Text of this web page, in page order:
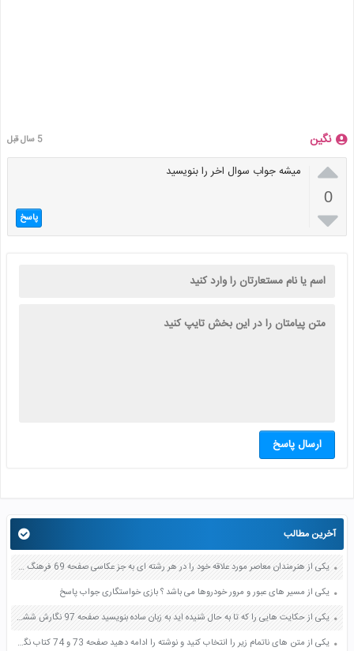
نگین 5 سال قبل

0

میشه جواب سوال اخر را بنویسید
پاسخ
ارسال پاسخ
آخرین مطالب
یکی از هنرمندان معاصر مورد علاقه خود را در هر رشته ای به جز عکاسی صفحه 69 فرهنگ و هنر نهم
یکی از مسیر های عبور و مرور خودروها می باشد ؟ بازی خواستگاری جواب پاسخ
یکی از حکایت هایی را که تا به حال شنیده اید به زبان ساده بنویسید صفحه 97 نگارش ششم دبستان
یکی از متن های ناتمام زیر را انتخاب کنید و نوشته را ادامه دهید صفحه 73 و 74 کتاب نگارش فارسی پنجم دبستان